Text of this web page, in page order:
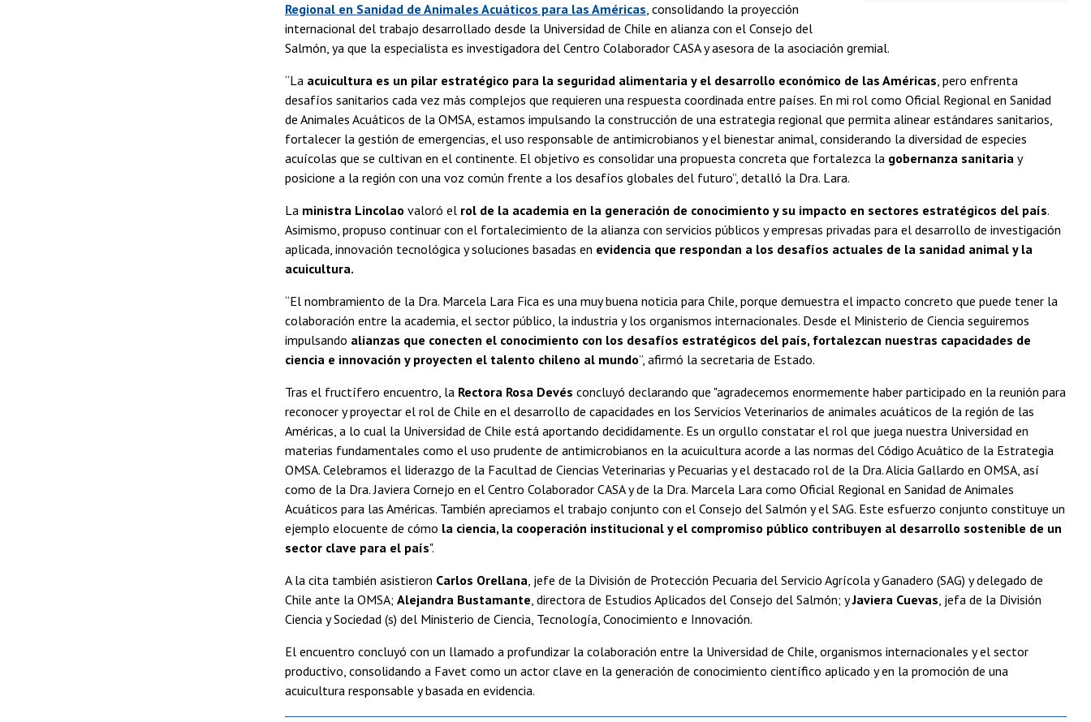
Regional en Sanidad de Animales Acuáticos para las Américas, consolidando la proyección
internacional del trabajo desarrollado desde la Universidad de Chile en alianza con el Consejo del
Salmón, ya que la especialista es investigadora del Centro Colaborador CASA y asesora de la asociación gremial.
“La acuicultura es un pilar estratégico para la seguridad alimentaria y el desarrollo económico de las Américas, pero enfrenta
desafíos sanitarios cada vez más complejos que requieren una respuesta coordinada entre países. En mi rol como Oficial Regional en Sanidad
de Animales Acuáticos de la OMSA, estamos impulsando la construcción de una estrategia regional que permita alinear estándares sanitarios,
fortalecer la gestión de emergencias, el uso responsable de antimicrobianos y el bienestar animal, considerando la diversidad de especies
acuícolas que se cultivan en el continente. El objetivo es consolidar una propuesta concreta que fortalezca la gobernanza sanitaria y
posicione a la región con una voz común frente a los desafíos globales del futuro”, detalló la Dra. Lara.
La ministra Lincolao valoró el rol de la academia en la generación de conocimiento y su impacto en sectores estratégicos del país.
Asimismo, propuso continuar con el fortalecimiento de la alianza con servicios públicos y empresas privadas para el desarrollo de investigación
aplicada, innovación tecnológica y soluciones basadas en evidencia que respondan a los desafíos actuales de la sanidad animal y la
acuicultura.
“El nombramiento de la Dra. Marcela Lara Fica es una muy buena noticia para Chile, porque demuestra el impacto concreto que puede tener la
colaboración entre la academia, el sector público, la industria y los organismos internacionales. Desde el Ministerio de Ciencia seguiremos
impulsando alianzas que conecten el conocimiento con los desafíos estratégicos del país, fortalezcan nuestras capacidades de
ciencia e innovación y proyecten el talento chileno al mundo”, afirmó la secretaria de Estado.
Tras el fructífero encuentro, la Rectora Rosa Devés concluyó declarando que "agradecemos enormemente haber participado en la reunión para
reconocer y proyectar el rol de Chile en el desarrollo de capacidades en los Servicios Veterinarios de animales acuáticos de la región de las
Américas, a lo cual la Universidad de Chile está aportando decididamente. Es un orgullo constatar el rol que juega nuestra Universidad en
materias fundamentales como el uso prudente de antimicrobianos en la acuicultura acorde a las normas del Código Acuático de la Estrategia
OMSA. Celebramos el liderazgo de la Facultad de Ciencias Veterinarias y Pecuarias y el destacado rol de la Dra. Alicia Gallardo en OMSA, así
como de la Dra. Javiera Cornejo en el Centro Colaborador CASA y de la Dra. Marcela Lara como Oficial Regional en Sanidad de Animales
Acuáticos para las Américas. También apreciamos el trabajo conjunto con el Consejo del Salmón y el SAG. Este esfuerzo conjunto constituye un
ejemplo elocuente de cómo la ciencia, la cooperación institucional y el compromiso público contribuyen al desarrollo sostenible de un
sector clave para el país".
A la cita también asistieron Carlos Orellana, jefe de la División de Protección Pecuaria del Servicio Agrícola y Ganadero (SAG) y delegado de
Chile ante la OMSA; Alejandra Bustamante, directora de Estudios Aplicados del Consejo del Salmón; yJaviera Cuevas, jefa de la División
Ciencia y Sociedad (s) del Ministerio de Ciencia, Tecnología, Conocimiento e Innovación.
El encuentro concluyó con un llamado a profundizar la colaboración entre la Universidad de Chile, organismos internacionales y el sector
productivo, consolidando a Favet como un actor clave en la generación de conocimiento científico aplicado y en la promoción de una
acuicultura responsable y basada en evidencia.